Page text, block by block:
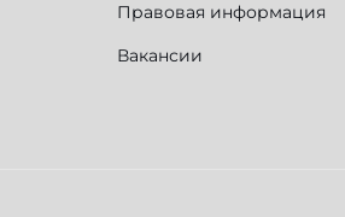
Правовая информация
Вакансии